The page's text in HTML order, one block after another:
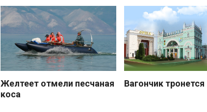
Желтеет отмели песчаная
коса
Вагончик тронется